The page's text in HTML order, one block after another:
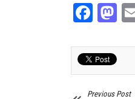
Previous Post